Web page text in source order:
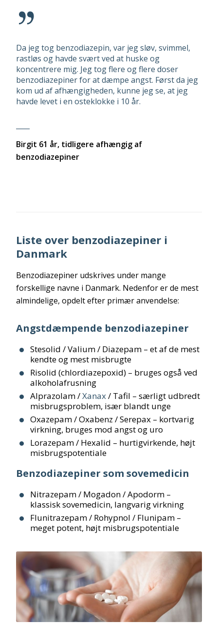
Da jeg tog benzodiazepin, var jeg sløv, svimmel,
rastløs og havde svært ved at huske og
koncentrere mig. Jeg tog flere og flere doser
benzodiazepiner for at dæmpe angst. Først da jeg
kom ud af afhængigheden, kunne jeg se, at jeg
havde levet i en osteklokke i 10 år.
Birgit 61 år, tidligere afhængig af
benzodiazepiner
Liste over benzodiazepiner i
Danmark
Benzodiazepiner udskrives under mange
forskellige navne i Danmark. Nedenfor er de mest
almindelige, opdelt efter primær anvendelse:
Angstdæmpende benzodiazepiner
Stesolid / Valium / Diazepam – et af de mest
kendte og mest misbrugte
Risolid (chlordiazepoxid) – bruges også ved
alkoholafrusning
Alprazolam /Xanax/ Tafil – særligt udbredt
misbrugsproblem, især blandt unge
Oxazepam / Oxabenz / Serepax – kortvarig
virkning, bruges mod angst og uro
Lorazepam / Hexalid – hurtigvirkende, højt
misbrugspotentiale
Benzodiazepiner som sovemedicin
Nitrazepam / Mogadon / Apodorm –
klassisk sovemedicin, langvarig virkning
Flunitrazepam / Rohypnol / Flunipam –
meget potent, højt misbrugspotentiale